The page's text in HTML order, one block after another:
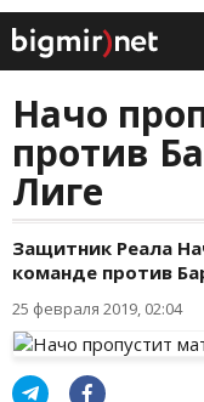
Начо
против
Лиге
Защитник Реала
команде против
25 февраля 2019, 02:04